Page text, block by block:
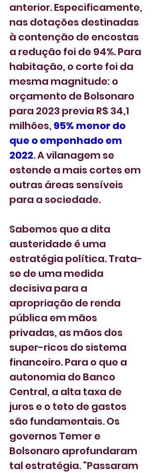
anterior. Especificamente,
nas dotações destinadas
à contenção de encostas
a redução foi de 94%. Para
habitação, o corte foi da
mesma magnitude: o
orçamento de Bolsonaro
para 2023 previa R$ 34,1
milhões, 95% menor do
que o empenhado em
2022. A vilanagem se
estende a mais cortes em
outras áreas sensíveis
para a sociedade.
Sabemos que a dita
austeridade é uma
estratégia política. Trata-
se de uma medida
decisiva para a
apropriação de renda
pública em mãos
privadas, as mãos dos
super-ricos do sistema
financeiro. Para o que a
autonomia do Banco
Central, a alta taxa de
juros e o teto de gastos
são fundamentais. Os
governos Temer e
Bolsonaro aprofundaram
tal estratégia. “Passaram